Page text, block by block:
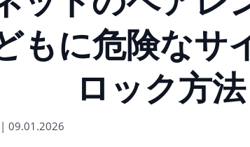
もに危険なサ
ロック方法
09.01.2026